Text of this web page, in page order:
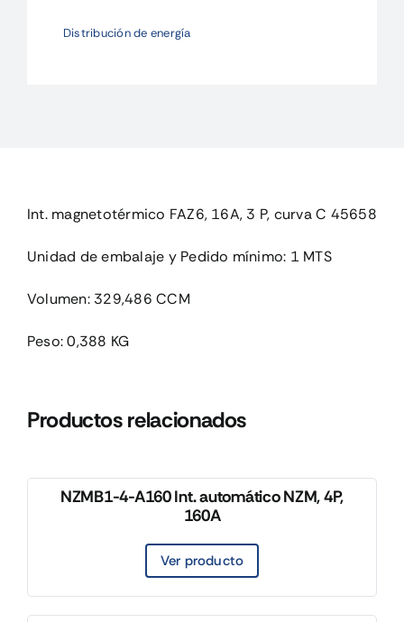
Distribución de energía
Int. magnetotérmico FAZ6, 16A, 3 P, curva C 45658
Unidad de embalaje y Pedido mínimo: 1 MTS
Volumen: 329,486 CCM
Peso: 0,388 KG
Productos relacionados
NZMB1-4-A160 Int. automático NZM, 4P,
160A
Ver producto